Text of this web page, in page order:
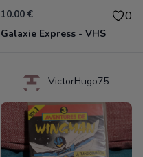
10.00 € 0
Galaxie Express - VHS
VictorHugo75